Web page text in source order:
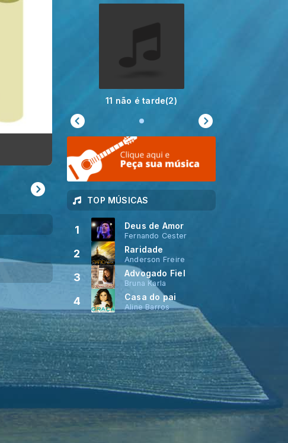
11 não é tarde(2)
TOP MÚSICAS
1 Deus de Amor
Fernando Cester
2 Raridade
Anderson Freire
3 Advogado Fiel
Bruna Karla
4 Casa do pai
Aline Barros